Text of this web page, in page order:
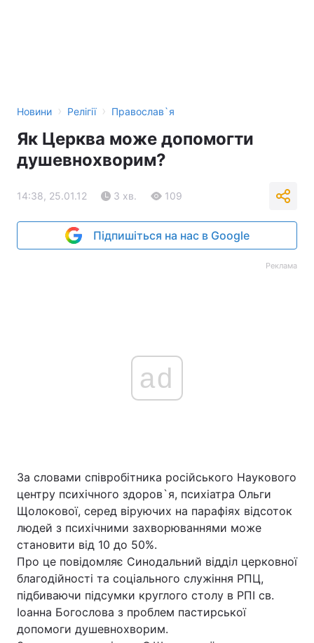
Новини › Релігії › Православ`я
Як Церква може допомогти
душевнохворим?
14:38, 25.01.12 3 хв. 109
Підпишіться на нас в Google
Реклама
ad
За словами співробітника російського Наукового
центру психічного здоров`я, психіатра Ольги
Щолокової, серед віруючих на парафіях відсоток
людей з психічними захворюваннями може
становити від 10 до 50%.
Про це повідомляє Синодальний відділ церковної
благодійності та соціального служіння РПЦ,
підбиваючи підсумки круглого столу в РПІ св.
Іоанна Богослова з проблем пастирської
допомоги душевнохворим.